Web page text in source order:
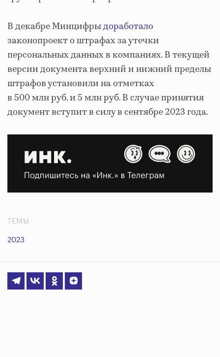
В декабре Минцифрыдоработало
законопроект о штрафах за утечки
персональных данных в компаниях. В текущей
версии документа верхний и нижний пределы
штрафов установили на отметках
в 500 млн руб. и 5 млн руб. В случае принятия
документ вступит в силу в сентябре 2023 года.
ТЕМЫ
2023